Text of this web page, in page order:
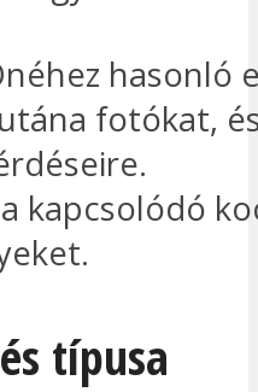
hasonló
fotókat,
kapcsolódó
típusa